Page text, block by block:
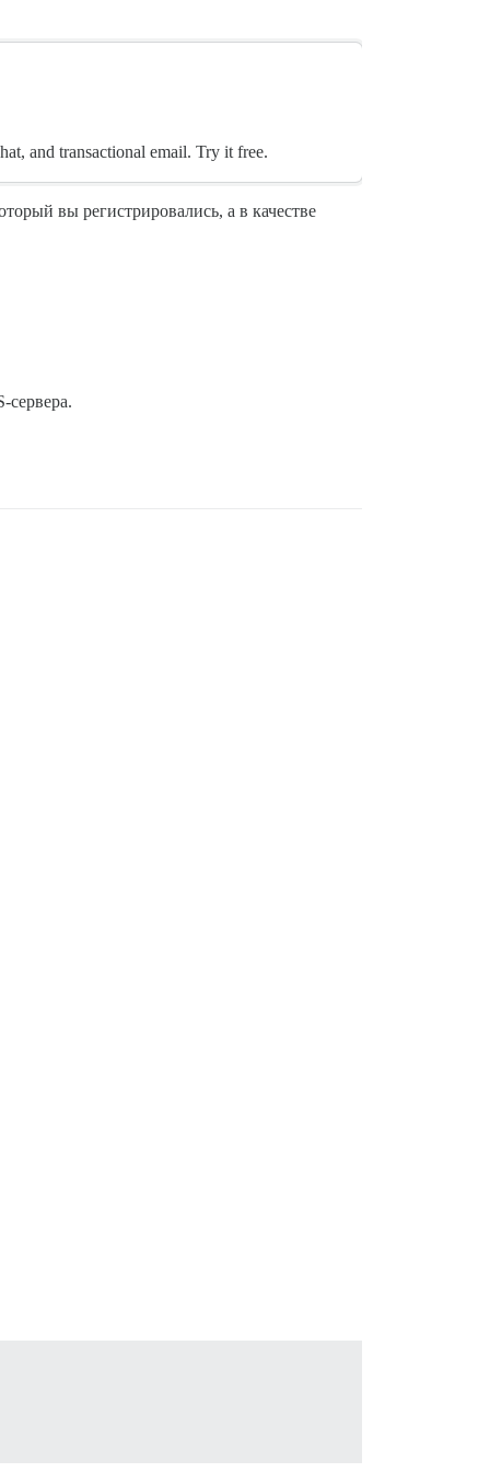
and transactional email. Try it free.
вы регистрировались, а в качестве
сервера.